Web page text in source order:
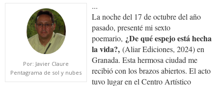
Por: Javier Claure
Pentagrama de sol y nubes
...
La noche del 17 de octubre del año
pasado, presenté mi sexto
poemario, ¿De qué espejo está hecha
la vida?, (Aliar Ediciones, 2024) en
Granada. Esta hermosa ciudad me
recibió con los brazos abiertos. El acto
tuvo lugar en el Centro Artístico